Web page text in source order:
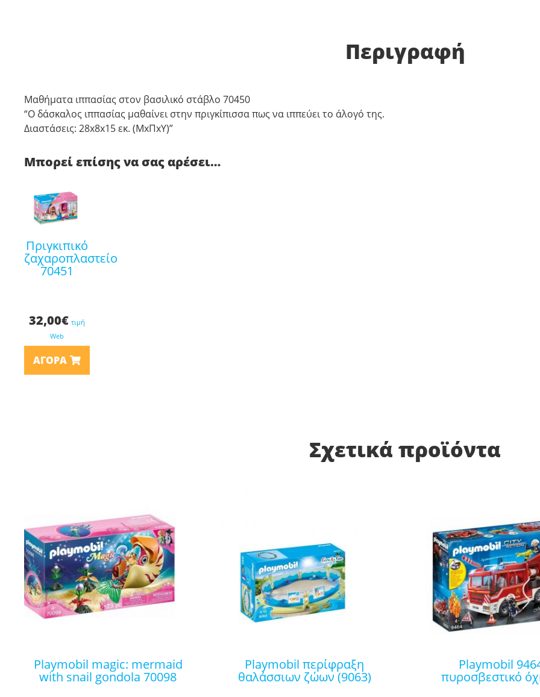
Περιγραφή
Μαθήματα ιππασίας στον βασιλικό στάβλο 70450
“Ο δάσκαλος ιππασίας μαθαίνει στην πριγκίπισσα πως να ιππεύει το άλογό της.
Διαστάσεις: 28x8x15 εκ. (MxΠxY)”
Μπορεί επίσης να σας αρέσει…
πριγκιπικό
ζαχαροπλαστείο
70451
32,00€ τιμή
Web
ΑΓΟΡΆ
Σχετικά προϊόντα
playmobil magic: mermaid
with snail gondola 70098
playmobil περίφραξη
θαλάσσιων ζώων (9063)
playmobil 9464
πυροσβεστικό